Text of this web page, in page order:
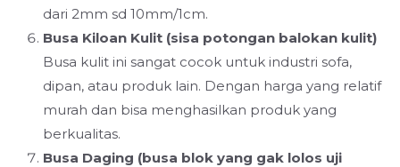
dari 2mm sd 10mm/1cm.
Busa Kiloan Kulit (sisa potongan balokan kulit)
Busa kulit ini sangat cocok untuk industri sofa,
dipan, atau produk lain. Dengan harga yang relatif
murah dan bisa menghasilkan produk yang
berkualitas.
Busa Daging (busa blok yang gak lolos uji